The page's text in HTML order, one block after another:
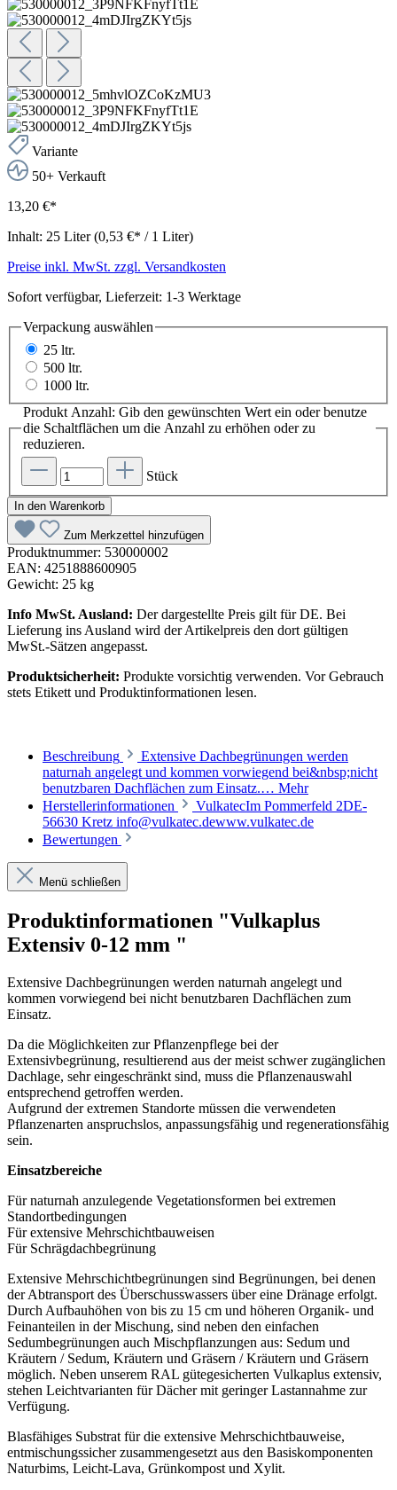
Variante
50+ Verkauft
13,20 €*
Inhalt: 25 Liter(0,53 €* / 1 Liter)
Preise inkl. MwSt. zzgl. Versandkosten
Sofort verfügbar, Lieferzeit: 1-3 Werktage
Verpackung auswählen
25 ltr.
500 ltr.
1000 ltr.
Produkt Anzahl: Gib den gewünschten Wert ein oder benutze
die Schaltflächen um die Anzahl zu erhöhen oder zu
reduzieren.
Stück
In den Warenkorb
Zum Merkzettel hinzufügen
Produktnummer: 530000002
EAN: 4251888600905
Gewicht: 25 kg
Info MwSt. Ausland: Der dargestellte Preis gilt für DE. Bei
Lieferung ins Ausland wird der Artikelpreis den dort gültigen
MwSt.-Sätzen angepasst.
Produktsicherheit: Produkte vorsichtig verwenden. Vor Gebrauch
stets Etikett und Produktinformationen lesen.
Beschreibung
Extensive Dachbegrünungen werden
naturnah angelegt und kommen vorwiegend bei&nbsp;nicht
benutzbaren Dachflächen zum Einsatz.… Mehr
Herstellerinformationen
VulkatecIm Pommerfeld 2DE-
56630 Kretz info@vulkatec.dewww.vulkatec.de
Bewertungen
Menü schließen
Produktinformationen "Vulkaplus
Extensiv 0-12 mm "
Extensive Dachbegrünungen werden naturnah angelegt und
kommen vorwiegend bei nicht benutzbaren Dachflächen zum
Einsatz.
Da die Möglichkeiten zur Pflanzenpflege bei der
Extensivbegrünung, resultierend aus der meist schwer zugänglichen
Dachlage, sehr eingeschränkt sind, muss die Pflanzenauswahl
entsprechend getroffen werden.
Aufgrund der extremen Standorte müssen die verwendeten
Pflanzenarten anspruchslos, anpassungsfähig und regenerationsfähig
sein.
Einsatzbereiche
Für naturnah anzulegende Vegetationsformen bei extremen
Standortbedingungen
Für extensive Mehrschichtbauweisen
Für Schrägdachbegrünung
Extensive Mehrschichtbegrünungen sind Begrünungen, bei denen
der Abtransport des Überschusswassers über eine Dränage erfolgt.
Durch Aufbauhöhen von bis zu 15 cm und höheren Organik- und
Feinanteilen in der Mischung, sind neben den einfachen
Sedumbegrünungen auch Mischpflanzungen aus: Sedum und
Kräutern / Sedum, Kräutern und Gräsern / Kräutern und Gräsern
möglich. Neben unserem RAL gütegesicherten Vulkaplus extensiv,
stehen Leichtvarianten für Dächer mit geringer Lastannahme zur
Verfügung.
Blasfähiges Substrat für die extensive Mehrschichtbauweise,
entmischungssicher zusammengesetzt aus den Basiskomponenten
Naturbims, Leicht-Lava, Grünkompost und Xylit.